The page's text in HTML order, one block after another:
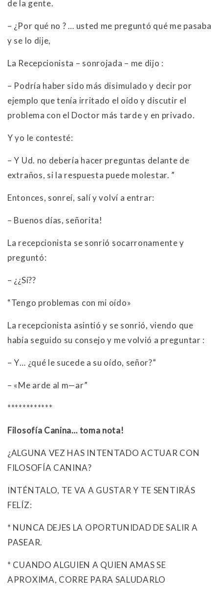
de la gente.
– ¿Por qué no ? … usted me preguntó qué me pasaba
y se lo dije,
La Recepcionista – sonrojada – me dijo :
– Podría haber sido más disimulado y decir por
ejemplo que tenía irritado el oído y discutir el
problema con el Doctor más tarde y en privado.
Y yo le contesté:
– Y Ud. no debería hacer preguntas delante de
extraños, si la respuesta puede molestar. ”
Entonces, sonreí, salí y volví a entrar:
– Buenos días, señorita!
La recepcionista se sonrió socarronamente y
preguntó:
– ¿¿Sí??
“Tengo problemas con mi oído»
La recepcionista asintió y se sonrió, viendo que
había seguido su consejo y me volvió a preguntar :
– Y… ¿qué le sucede a su oído, señor?”
– «Me arde al m—ar”
************
Filosofía Canina… toma nota!
¿ALGUNA VEZ HAS INTENTADO ACTUAR CON
FILOSOFÍA CANINA?
INTÉNTALO, TE VA A GUSTAR Y TE SENTIRÁS
FELÍZ:
* NUNCA DEJES LA OPORTUNIDAD DE SALIR A
PASEAR.
* CUANDO ALGUIEN A QUIEN AMAS SE
APROXIMA, CORRE PARA SALUDARLO